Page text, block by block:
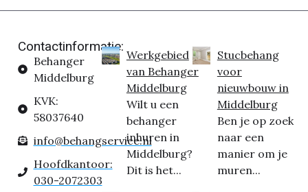
Contactinformatie:
Behanger
Middelburg
KVK:
58037640
info@behangservice.nl
Hoofdkantoor:
030-2072303
Werkgebied
van Behanger
Middelburg
Wilt u een
behanger
inhuren in
Middelburg?
Dit is het...
Stucbehang
voor
nieuwbouw in
Middelburg
Ben je op zoek
naar een
manier om je
muren...